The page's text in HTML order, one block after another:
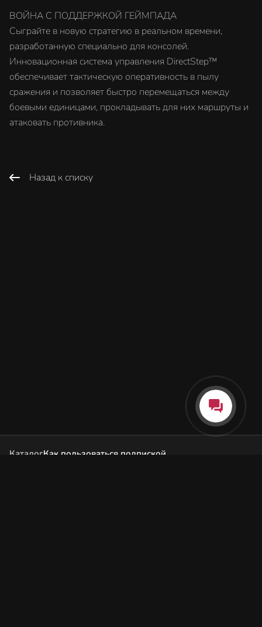
ВОЙНА С ПОДДЕРЖКОЙ ГЕЙМПАДА
Сыграйте в новую стратегию в реальном времени,
разработанную специально для консолей.
Инновационная система управления DirectStep™
обеспечивает тактическую оперативность в пылу
сражения и позволяет быстро перемещаться между
боевыми единицами, прокладывать для них маршруты и
атаковать противника.
Назад к списку
КаталогКак пользоваться подпиской